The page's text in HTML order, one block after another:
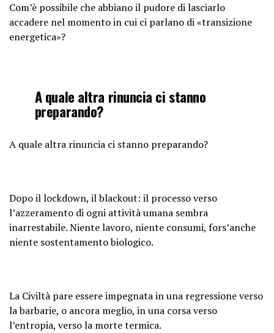
Com’è possibile che abbiano il pudore di lasciarlo
accadere nel momento in cui ci parlano di «transizione
energetica»?
A quale altra rinuncia ci stanno
preparando?
A quale altra rinuncia ci stanno preparando?
Dopo il lockdown, il blackout: il processo verso
l’azzeramento di ogni attività umana sembra
inarrestabile. Niente lavoro, niente consumi, fors’anche
niente sostentamento biologico.
La Civiltà pare essere impegnata in una regressione verso
la barbarie, o ancora meglio, in una corsa verso
l’entropia, verso la morte termica.